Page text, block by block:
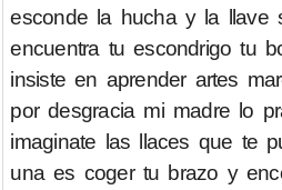
esconde la hucha y la llave
encuentra tu escondrigo tu
insiste en aprender artes
por desgracia mi madre lo
imaginate las llaces que te
una es coger tu brazo y